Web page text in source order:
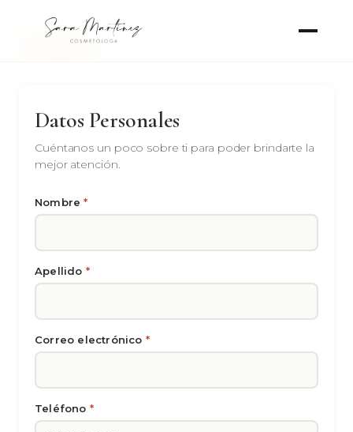
1. Datos 2. Historial
Datos Personales
Cuéntanos un poco sobre ti para poder brindarte la
mejor atención.
Nombre*
Apellido *
Correo electrónico *
Teléfono *